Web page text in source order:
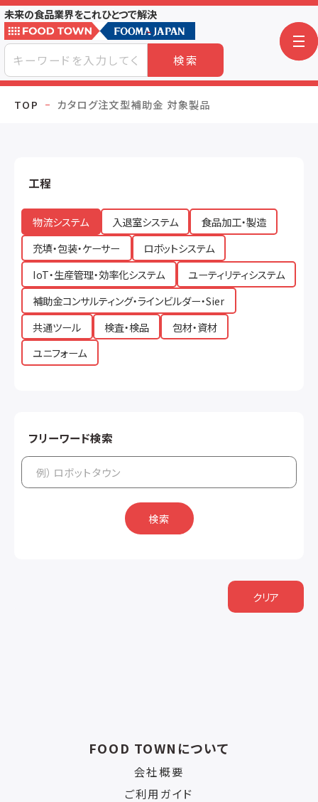
未来の食品業界をこれひとつで解決
検索
TOP カタログ注文型補助金 対象製品
工程
物流システム 入退室システム
食品加工・製造
充填・包装・ケーサー
ロボットシステム
IoT・生産管理・効率化システム
ユーティリティシステム
補助金コンサルティング・ラインビルダー・Sier
共通ツール
検査・検品
包材・資材
ユニフォーム
フリーワード検索
検索
クリア
FOOD TOWNについて
会社概要
ご利用ガイド